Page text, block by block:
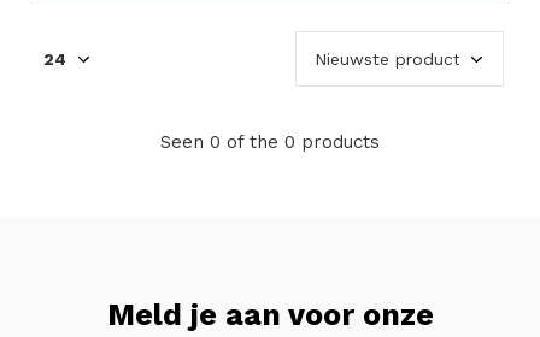
Seen 0 of the 0 products
Meld je aan voor onze